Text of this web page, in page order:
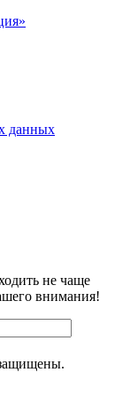
данных
не чаще
внимания!